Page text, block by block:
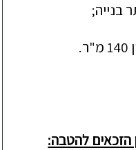
בנייה;
הזכאים להטבה: